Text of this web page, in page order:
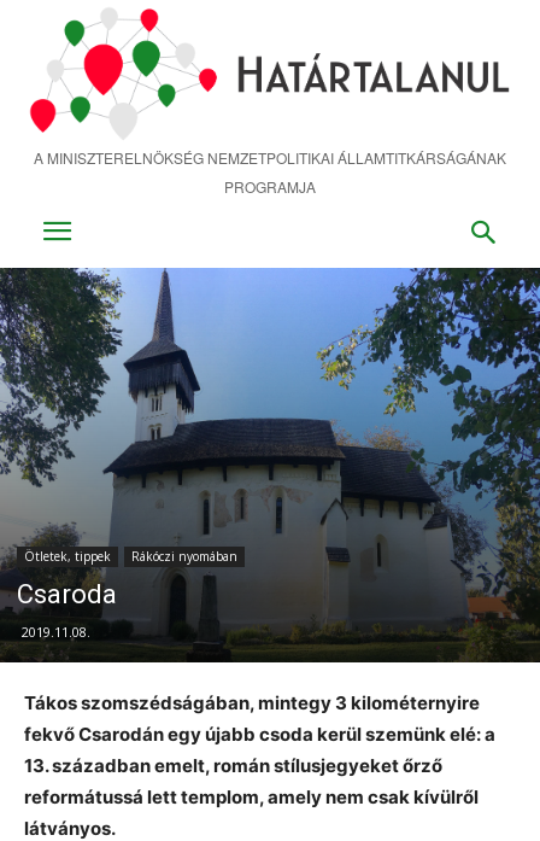
tartalomra
A MINISZTERELNÖKSÉG NEMZETPOLITIKAI ÁLLAMTITKÁRSÁGÁNAK
PROGRAMJA
Ötletek, tippek Rákóczi nyomában
Csaroda
2019.11.08.
Tákos szomszédságában, mintegy 3 kilométernyire
fekvő Csarodán egy újabb csoda kerül szemünk elé: a
13. században emelt, román stílusjegyeket őrző
reformátussá lett templom, amely nem csak kívülről
látványos.